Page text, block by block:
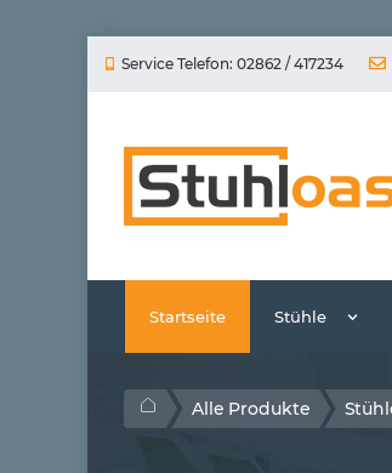
Service Telefon: 02862 / 417234
Startseite Stühle
Alle Produkte